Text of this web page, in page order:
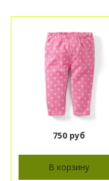
750 руб
В корзину